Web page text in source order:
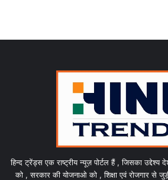
हिन्द ट्रेंड्स एक राष्ट्रीय न्यूज़ पोर्टल हैं , जिसका उद्देश्य
को , सरकार की योजनाओ को , शिक्षा एवं रोजगार से